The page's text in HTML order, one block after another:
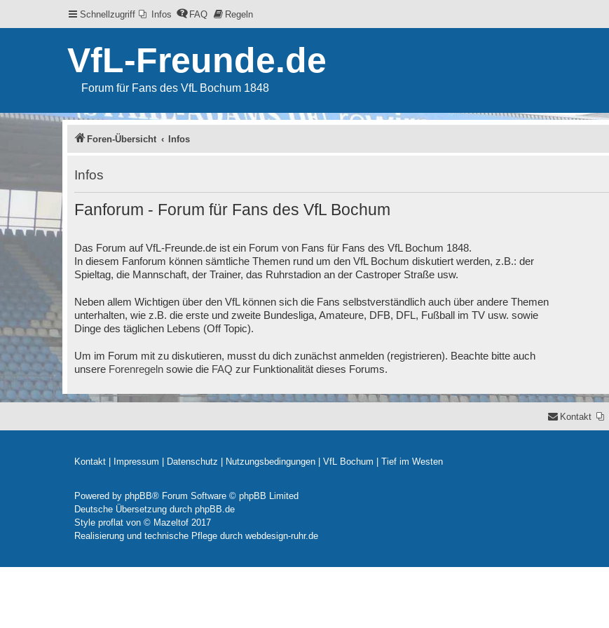
Schnellzugriff Infos FAQ Regeln
VfL-Freunde.de
Forum für Fans des VfL Bochum 1848
Foren-Übersicht Infos
Infos
Fanforum - Forum für Fans des VfL Bochum
Das Forum auf VfL-Freunde.de ist ein Forum von Fans für Fans des VfL Bochum 1848.
In diesem Fanforum können sämtliche Themen rund um den VfL Bochum diskutiert werden, z.B.: der
Spieltag, die Mannschaft, der Trainer, das Ruhrstadion an der Castroper Straße usw.
Neben allem Wichtigen über den VfL können sich die Fans selbstverständlich auch über andere Themen
unterhalten, wie z.B. die erste und zweite Bundesliga, Amateure, DFB, DFL, Fußball im TV usw. sowie
Dinge des täglichen Lebens (Off Topic).
Um im Forum mit zu diskutieren, musst du dich zunächst anmelden (registrieren). Beachte bitte auch
unsere Forenregeln sowie die FAQ zur Funktionalität dieses Forums.
Kontakt
Kontakt | Impressum | Datenschutz | Nutzungsbedingungen | VfL Bochum | Tief im Westen
Powered by phpBB® Forum Software © phpBB Limited
Deutsche Übersetzung durch phpBB.de
Style proflat von © Mazeltof 2017
Realisierung und technische Pflege durch webdesign-ruhr.de